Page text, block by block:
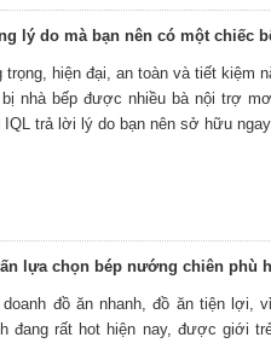
lý do mà bạn nên có một chiếc
trọng, hiện đại, an toàn và tiết kiệm
nhà bếp được nhiều bà nội trợ
IQL trả lời lý do bạn nên sở hữu
lựa chọn bép nướng chiên phù
doanh đồ ăn nhanh, đồ ăn tiện lợi,
đang rất hot hiện nay, được giới